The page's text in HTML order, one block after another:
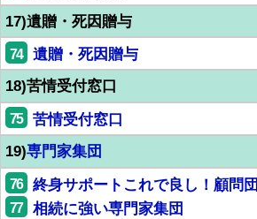
17)遺贈・死因贈与
74
遺贈・死因贈与
18)苦情受付窓口
75
苦情受付窓口
19)専門家集団
76 終身サポートこれで良し！顧問団
77 相続に強い専門家集団